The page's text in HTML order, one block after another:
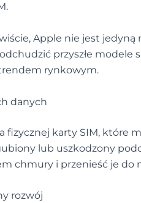
Apple nie jest
przyszłe modele
rynkowym.
danych
fizycznej karty SIM, które
lub uszkodzony
chmury i przenieść je do
rozwój